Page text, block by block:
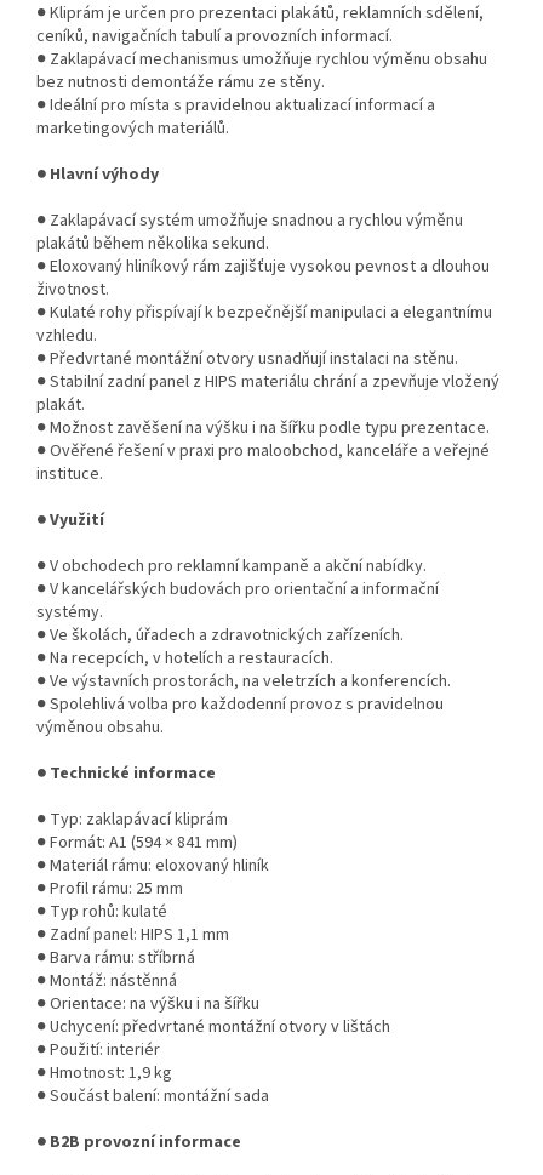
● Kliprám je určen pro prezentaci plakátů, reklamních sdělení,
ceníků, navigačních tabulí a provozních informací.
● Zaklapávací mechanismus umožňuje rychlou výměnu obsahu
bez nutnosti demontáže rámu ze stěny.
● Ideální pro místa s pravidelnou aktualizací informací a
marketingových materiálů.
● Hlavní výhody
● Zaklapávací systém umožňuje snadnou a rychlou výměnu
plakátů během několika sekund.
● Eloxovaný hliníkový rám zajišťuje vysokou pevnost a dlouhou
životnost.
● Kulaté rohy přispívají k bezpečnější manipulaci a elegantnímu
vzhledu.
● Předvrtané montážní otvory usnadňují instalaci na stěnu.
● Stabilní zadní panel z HIPS materiálu chrání a zpevňuje vložený
plakát.
● Možnost zavěšení na výšku i na šířku podle typu prezentace.
● Ověřené řešení v praxi pro maloobchod, kanceláře a veřejné
instituce.
● Využití
● V obchodech pro reklamní kampaně a akční nabídky.
● V kancelářských budovách pro orientační a informační
systémy.
● Ve školách, úřadech a zdravotnických zařízeních.
● Na recepcích, v hotelích a restauracích.
● Ve výstavních prostorách, na veletrzích a konferencích.
● Spolehlivá volba pro každodenní provoz s pravidelnou
výměnou obsahu.
● Technické informace
● Typ: zaklapávací kliprám
● Formát: A1 (594 × 841 mm)
● Materiál rámu: eloxovaný hliník
● Profil rámu: 25 mm
● Typ rohů: kulaté
● Zadní panel: HIPS 1,1 mm
● Barva rámu: stříbrná
● Montáž: nástěnná
● Orientace: na výšku i na šířku
● Uchycení: předvrtané montážní otvory v lištách
● Použití: interiér
● Hmotnost: 1,9 kg
● Součást balení: montážní sada
● B2B provozní informace